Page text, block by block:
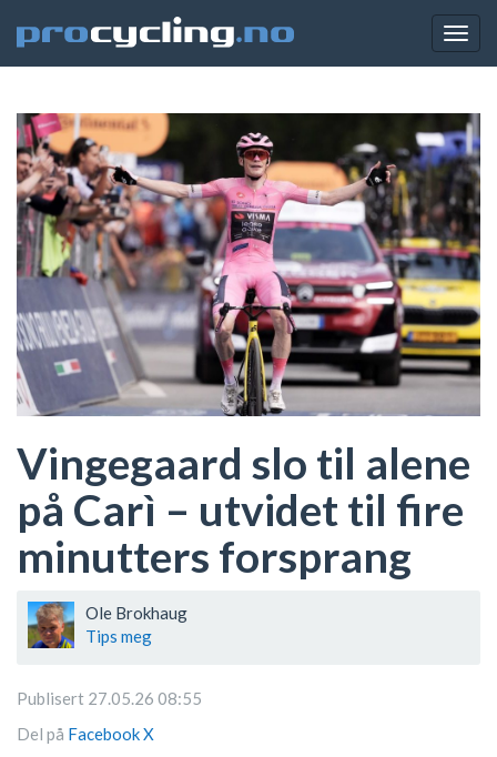
Vingegaard slo til alene
på Carì – utvidet til fire
minutters forsprang
Ole Brokhaug
Tips meg
Publisert 27.05.26 08:55
Del på FacebookX